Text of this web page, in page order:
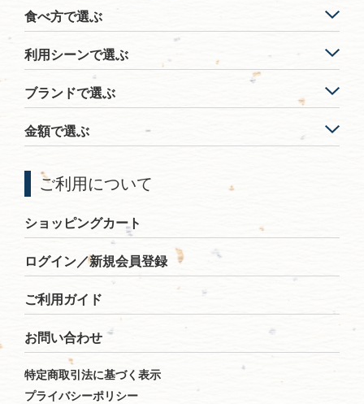
食べ方で選ぶ
利用シーンで選ぶ
ブランドで選ぶ
金額で選ぶ
ご利用について
ショッピングカート
ログイン／新規会員登録
ご利用ガイド
お問い合わせ
特定商取引法に基づく表示
プライバシーポリシー